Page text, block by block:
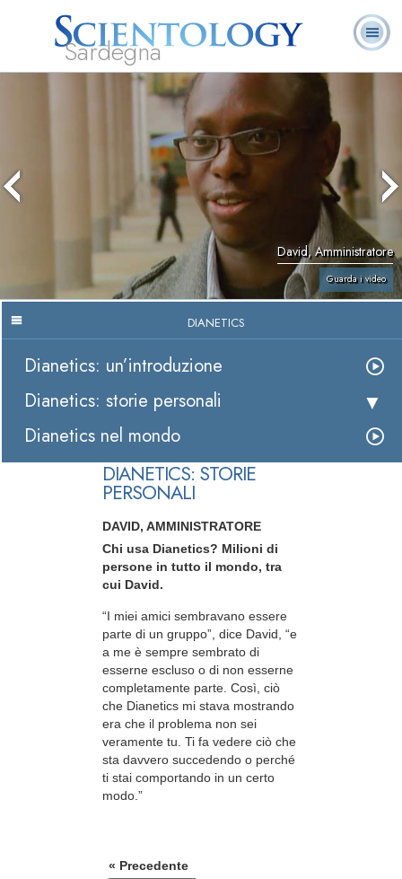
Sardegna
Che cos’è
Scientology?
Ministri
Volontari
Domande
ricorrenti
David, Amministratore
Guarda i video
DIANETICS
Dianetics: un’introduzione
Dianetics: storie personali
Dianetics nel mondo
DIANETICS: STORIE
PERSONALI
DAVID, AMMINISTRATORE
Chi usa Dianetics? Milioni di
persone in tutto il mondo, tra
cui David.
“I miei amici sembravano essere
parte di un gruppo”, dice David, “e
a me è sempre sembrato di
esserne escluso o di non esserne
completamente parte. Così, ciò
che Dianetics mi stava mostrando
era che il problema non sei
veramente tu. Ti fa vedere ciò che
sta davvero succedendo o perché
ti stai comportando in un certo
modo.”
« Precedente